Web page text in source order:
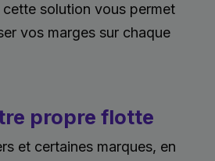
solution vous permet
vos marges sur chaque
propre flotte
et certaines marques, en